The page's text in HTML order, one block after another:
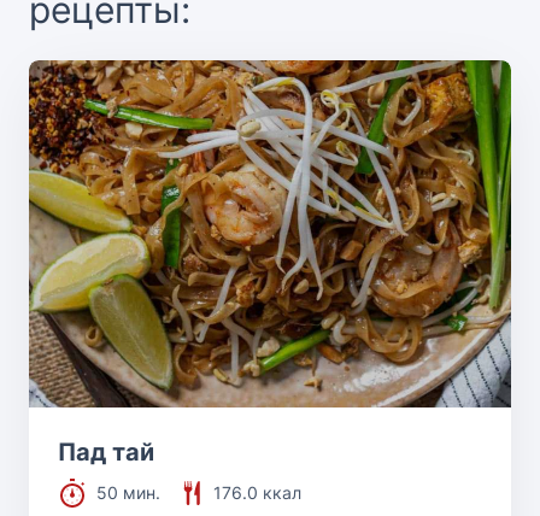
рецепты:
Пад тай
50 мин. 176.0 ккал